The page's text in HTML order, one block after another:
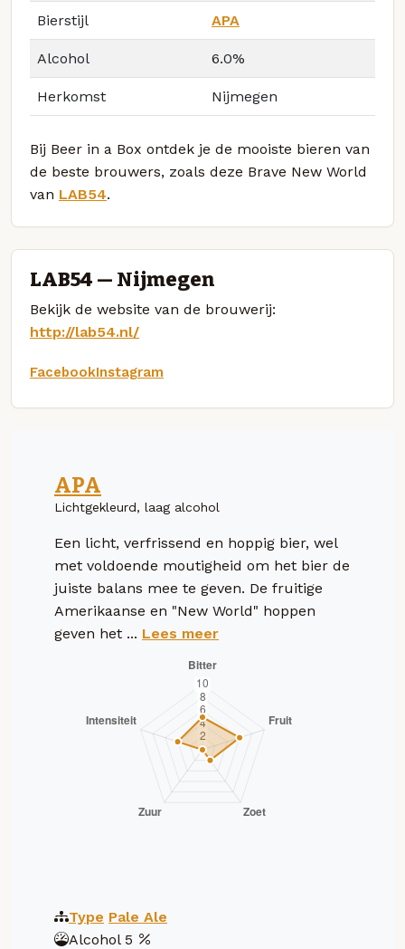
Bierstijl APA
Alcohol 6.0%
Herkomst Nijmegen
Bij Beer in a Box ontdek je de mooiste bieren van
de beste brouwers, zoals deze Brave New World
van LAB54.
LAB54 — Nijmegen
Bekijk de website van de brouwerij:
http://lab54.nl/
FacebookInstagram
APA
Lichtgekleurd, laag alcohol
Een licht, verfrissend en hoppig bier, wel
met voldoende moutigheid om het bier de
juiste balans mee te geven. De fruitige
Amerikaanse en "New World" hoppen
geven het ... Lees meer
Type Pale Ale
Alcohol 5